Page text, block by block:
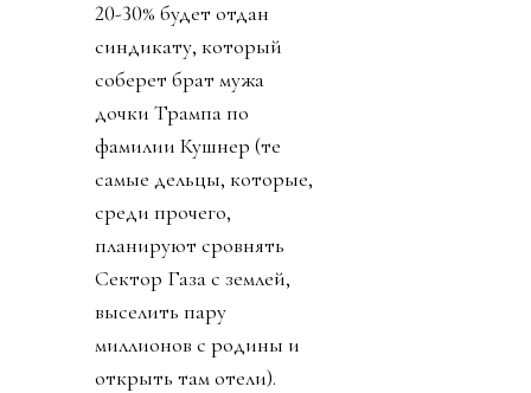
20-30% будет отдан
синдикату, который
соберет брат мужа
дочки Трампа по
фамилии Кушнер (те
самые дельцы, которые,
среди прочего,
планируют сровнять
Сектор Газа с землей,
выселить пару
миллионов с родины и
открыть там отели).